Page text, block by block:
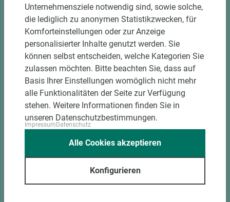
Art.-Nr. 03600010070
SCHÖNOX Spachtelmasse HS 10 25 kg/ Sack
Unternehmensziele notwendig sind, sowie solche,
die lediglich zu anonymen Statistikzwecken, für
Komforteinstellungen oder zur Anzeige
personalisierter Inhalte genutzt werden. Sie
können selbst entscheiden, welche Kategorien Sie
zulassen möchten. Bitte beachten Sie, dass auf
Basis Ihrer Einstellungen womöglich nicht mehr
alle Funktionalitäten der Seite zur Verfügung
stehen. Weitere Informationen finden Sie in
unseren Datenschutzbestimmungen.
Impressum Datenschutz
Konfigurieren
Alle Cookies akzeptieren